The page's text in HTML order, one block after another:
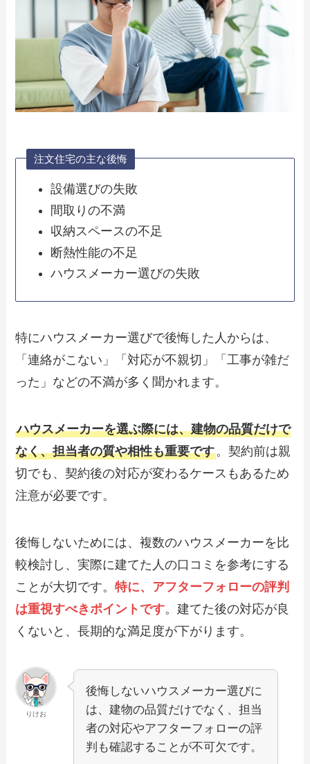
注文住宅の主な後悔
設備選びの失敗
間取りの不満
収納スペースの不足
断熱性能の不足
ハウスメーカー選びの失敗
特にハウスメーカー選びで後悔した人からは、
「連絡がこない」「対応が不親切」「工事が雑だ
った」などの不満が多く聞かれます。
ハウスメーカーを選ぶ際には、建物の品質だけで
なく、担当者の質や相性も重要です。契約前は親
切でも、契約後の対応が変わるケースもあるため
注意が必要です。
後悔しないためには、複数のハウスメーカーを比
較検討し、実際に建てた人の口コミを参考にする
ことが大切です。特に、アフターフォローの評判
は重視すべきポイントです。建てた後の対応が良
くないと、長期的な満足度が下がります。
りけお
後悔しないハウスメーカー選びに
は、建物の品質だけでなく、担当
者の対応やアフターフォローの評
判も確認することが不可欠です。